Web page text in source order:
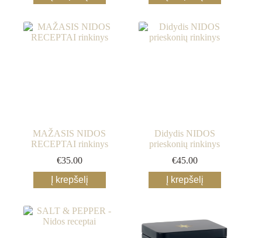
MAŽASIS NIDOS
RECEPTAI rinkinys
€35.00
Į krepšelį
Didydis NIDOS
prieskonių rinkinys
€45.00
Į krepšelį